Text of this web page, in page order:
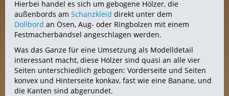
Hierbei handel es sich um gebogene Hölzer, die
außenbords am Schanzkleid direkt unter dem
Dollbord an Ösen, Aug- oder Ringbolzen mit einem
Festmacherbändsel angeschlagen werden.
Was das Ganze für eine Umsetzung als Modelldetail
interessant macht, diese Hölzer sind quasi an alle vier
Seiten unterschiedlich gebogen: Vorderseite und Seiten
konvex und Hinterseite konkav, fast wie eine Banane, und
die Kanten sind abgerundet.